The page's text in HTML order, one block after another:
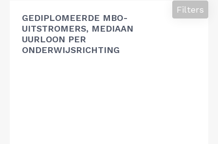
GEDIPLOMEERDE MBO-
UITSTROMERS, MEDIAAN
UURLOON PER
ONDERWIJSRICHTING
Filters